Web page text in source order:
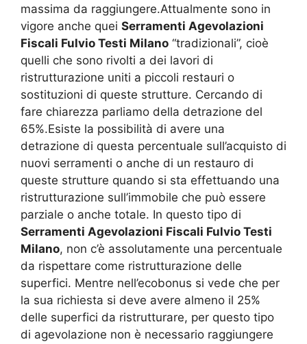
massima da raggiungere.Attualmente sono in
vigore anche quei Serramenti Agevolazioni
Fiscali Fulvio Testi Milano “tradizionali”, cioè
quelli che sono rivolti a dei lavori di
ristrutturazione uniti a piccoli restauri o
sostituzioni di queste strutture. Cercando di
fare chiarezza parliamo della detrazione del
65%.Esiste la possibilità di avere una
detrazione di questa percentuale sull’acquisto di
nuovi serramenti o anche di un restauro di
queste strutture quando si sta effettuando una
ristrutturazione sull’immobile che può essere
parziale o anche totale. In questo tipo di
Serramenti Agevolazioni Fiscali Fulvio Testi
Milano, non c’è assolutamente una percentuale
da rispettare come ristrutturazione delle
superfici. Mentre nell’ecobonus si vede che per
la sua richiesta si deve avere almeno il 25%
delle superfici da ristrutturare, per questo tipo
di agevolazione non è necessario raggiungere